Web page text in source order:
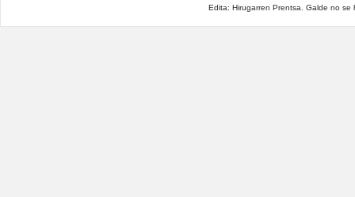
Edita: Hirugarren Prentsa. Galde no